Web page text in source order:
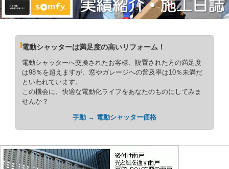
電動シャッターは満足度の高いリフォーム！
電動シャッターへ交換されたお客様、設置された方の満足度
は98％を超えますが、窓やガレージへの普及率は10％未満だ
といわれています。
この機会に、快適な電動化ライフをあなたのものにしてみま
せんか？
手動 → 電動シャッター価格